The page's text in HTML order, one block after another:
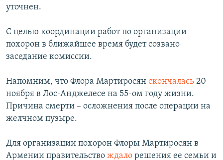
уточнен.
С целью координации работ по организации
похорон в ближайшее время будет созвано
заседание комиссии.
Напомним, что Флора Мартиросян скончалась 20
ноября в Лос-Анджелесе на 55-ом году жизни.
Причина смерти – осложнения после операции на
желчном пузыре.
Для организации похорон Флоры Мартиросян в
Армении правительство ждало решения ее семьи и